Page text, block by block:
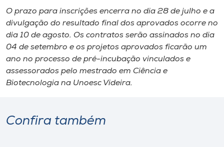
O prazo para inscrições encerra no dia 28 de julho e a
divulgação do resultado final dos aprovados ocorre no
dia 10 de agosto. Os contratos serão assinados no dia
04 de setembro​ e os projetos aprovados ficarão um
ano no processo de pré-incubação​ vinculados ​e
assessorados ​pelo ​m​estrado em Ciência e
Biotecnologia na Unoesc Videira.​
Confira também